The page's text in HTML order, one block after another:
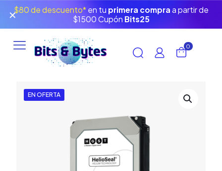
$80 de descuento*en tu primera compra a partir de
$1500 Cupón Bits25
✕
0
EN OFERTA